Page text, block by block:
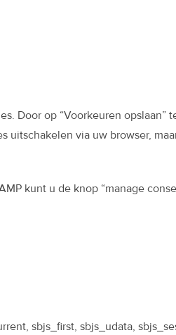
Door op “Voorkeuren
via uw browser,
kunt u de knop “manage
sbjs_first, sbjs_udata,